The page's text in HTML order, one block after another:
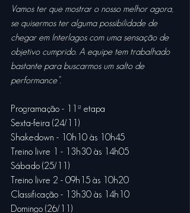
Vamos ter que mostrar o nosso melhor agora,
se quisermos ter alguma possibilidade de
chegar em Interlagos com uma sensação de
objetivo cumprido. A equipe tem trabalhado
bastante para buscarmos um salto de
performance”.
Programação - 11ª etapa
Sexta-feira (24/11)
Shakedown - 10h10 às 10h45
Treino livre 1 - 13h30 às 14h05
Sábado (25/11)
Treino livre 2 - 09h15 às 10h20
Classificação - 13h30 às 14h10
Domingo (26/11)